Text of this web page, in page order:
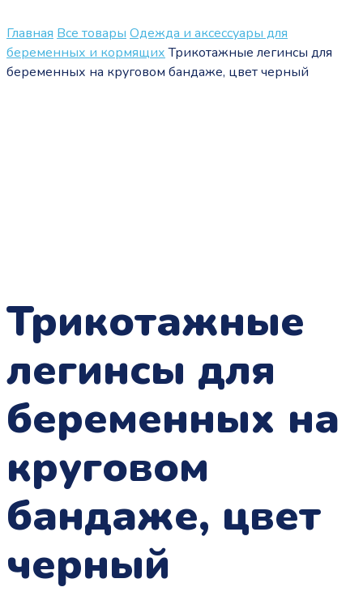
Главная Все товары Одежда и аксессуары для
беременных и кормящих Трикотажные легинсы для
беременных на круговом бандаже, цвет черный
Трикотажные
легинсы для
беременных на
круговом
бандаже, цвет
черный